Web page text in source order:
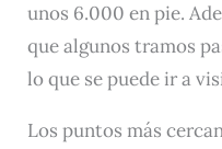
unos 6.000 en pie.
que algunos tramos
lo que se puede ir a
Los puntos más